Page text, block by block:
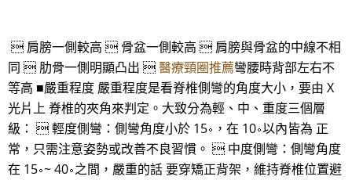
 肩膀一側較高  骨盆一側較高  肩膀與骨盆的中線不相
同  肋骨一側明顯凸出 醫療頸圈推薦彎腰時背部左右不
等高 ■嚴重程度 嚴重程度是看脊椎側彎的角度大小，要由 X
光片上 脊椎的夾角來判定。大致分為輕、中、重度三個層
級：  輕度側彎：側彎角度小於 15∘，在 10∘以內皆為 正
常，只需注意姿勢或改善不良習慣。  中度側彎：側彎角度
在 15∘~ 40∘之間，嚴重的話 要穿矯正背架，維持脊椎位置避